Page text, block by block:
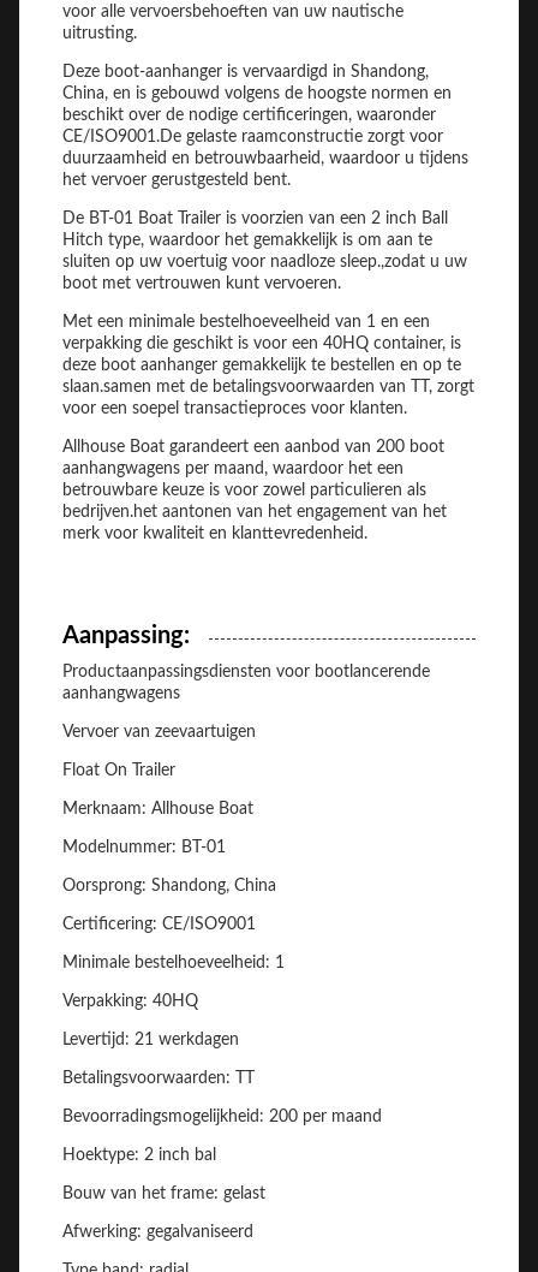
voor alle vervoersbehoeften van uw nautische
uitrusting.
Deze boot-aanhanger is vervaardigd in Shandong,
China, en is gebouwd volgens de hoogste normen en
beschikt over de nodige certificeringen, waaronder
CE/ISO9001.De gelaste raamconstructie zorgt voor
duurzaamheid en betrouwbaarheid, waardoor u tijdens
het vervoer gerustgesteld bent.
De BT-01 Boat Trailer is voorzien van een 2 inch Ball
Hitch type, waardoor het gemakkelijk is om aan te
sluiten op uw voertuig voor naadloze sleep.,zodat u uw
boot met vertrouwen kunt vervoeren.
Met een minimale bestelhoeveelheid van 1 en een
verpakking die geschikt is voor een 40HQ container, is
deze boot aanhanger gemakkelijk te bestellen en op te
slaan.samen met de betalingsvoorwaarden van TT, zorgt
voor een soepel transactieproces voor klanten.
Allhouse Boat garandeert een aanbod van 200 boot
aanhangwagens per maand, waardoor het een
betrouwbare keuze is voor zowel particulieren als
bedrijven.het aantonen van het engagement van het
merk voor kwaliteit en klanttevredenheid.
Aanpassing:
Productaanpassingsdiensten voor bootlancerende
aanhangwagens
Vervoer van zeevaartuigen
Float On Trailer
Merknaam: Allhouse Boat
Modelnummer: BT-01
Oorsprong: Shandong, China
Certificering: CE/ISO9001
Minimale bestelhoeveelheid: 1
Verpakking: 40HQ
Levertijd: 21 werkdagen
Betalingsvoorwaarden: TT
Bevoorradingsmogelijkheid: 200 per maand
Hoektype: 2 inch bal
Bouw van het frame: gelast
Afwerking: gegalvaniseerd